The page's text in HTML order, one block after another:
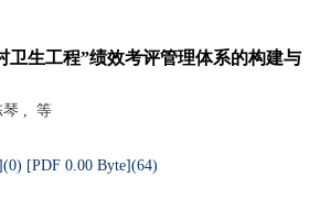
卫生工程”绩效考评管理体系的构建与
琴 ,
等
0) [PDF 0.00 Byte](64)